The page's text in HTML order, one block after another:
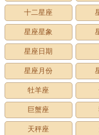
十二星座
星座星象
星座日期
星座月份
牡羊座
巨蟹座
天秤座